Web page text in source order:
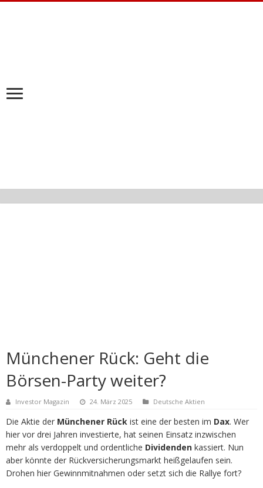
Münchener Rück: Geht die
Börsen-Party weiter?
Investor Magazin 24. März 2025 Deutsche Aktien
Die Aktie der Münchener Rück ist eine der besten im Dax. Wer
hier vor drei Jahren investierte, hat seinen Einsatz inzwischen
mehr als verdoppelt und ordentliche Dividenden kassiert. Nun
aber könnte der Rückversicherungsmarkt heißgelaufen sein.
Drohen hier Gewinnmitnahmen oder setzt sich die Rallye fort?